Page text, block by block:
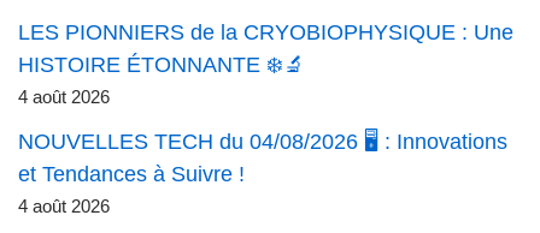
LES PIONNIERS de la CRYOBIOPHYSIQUE : Une
HISTOIRE ÉTONNANTE ❄️🔬
4 août 2026
NOUVELLES TECH du 04/08/2026 🖥️ : Innovations
et Tendances à Suivre !
4 août 2026